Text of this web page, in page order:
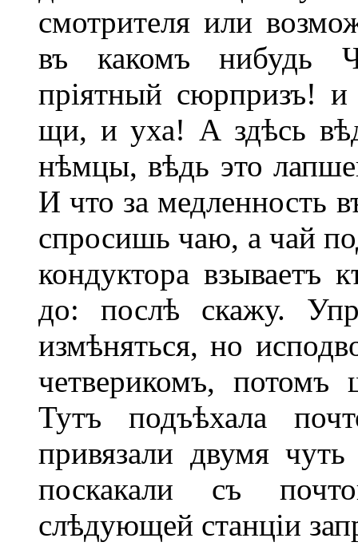
смотрителя или
въ какомъ нибудь
пріятный сюрпризъ!
щи, и уха! А здѣсь
нѣмцы, вѣдь это
И что за медленность
спросишь чаю, а чай
кондуктора взываетъ
до: послѣ скажу.
измѣняться, но
четверикомъ, потомъ
Тутъ подъѣхала
привязали двумя
поскакали съ
слѣдующей станціи